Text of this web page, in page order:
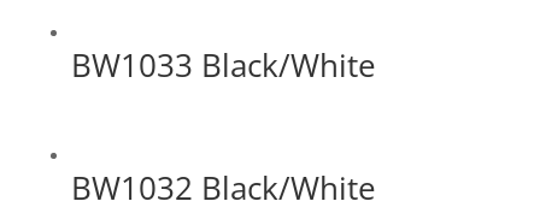
BW1033 Black/White
BW1032 Black/White